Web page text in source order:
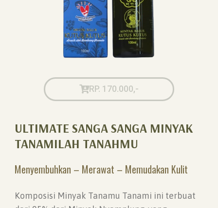
RP. 170.000,-
ULTIMATE SANGA SANGA MINYAK
TANAMILAH TANAHMU
Menyembuhkan – Merawat – Memudakan Kulit
Komposisi Minyak Tanamu Tanami ini terbuat